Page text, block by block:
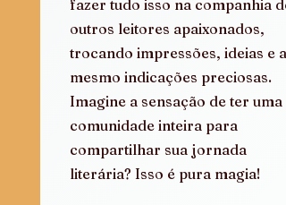
fazer tudo isso na companhia de
outros leitores apaixonados,
trocando impressões, ideias e
mesmo indicações preciosas.
Imagine a sensação de ter uma
comunidade inteira para
compartilhar sua jornada
literária? Isso é pura magia!